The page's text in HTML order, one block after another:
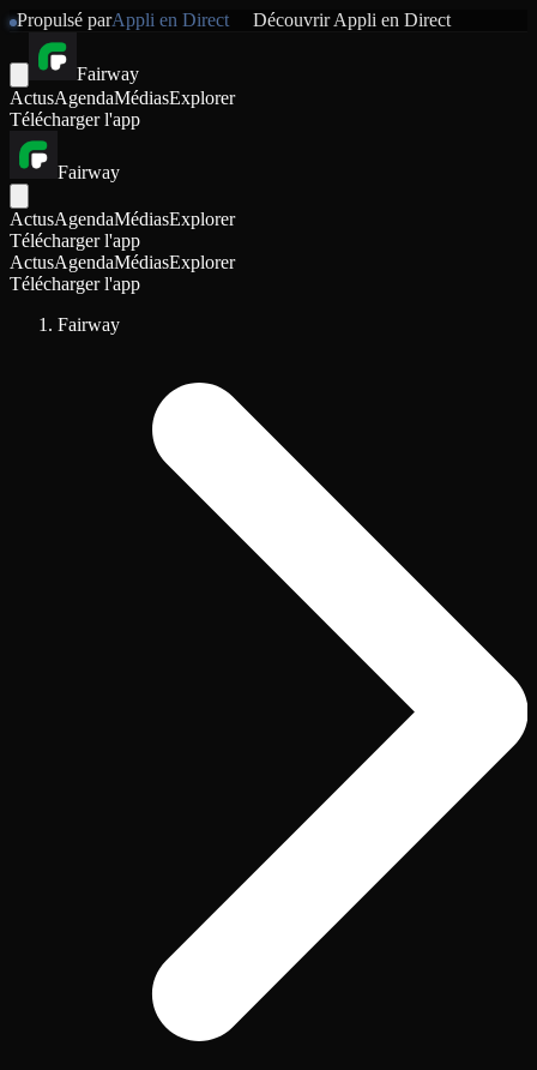
Propulsé parAppli en Direct DécouvrirAppli en Direct
Fairway
ActusAgendaMédiasExplorer
Télécharger l'app
Fairway
ActusAgendaMédiasExplorer
Télécharger l'app
ActusAgendaMédiasExplorer
Télécharger l'app
Fairway